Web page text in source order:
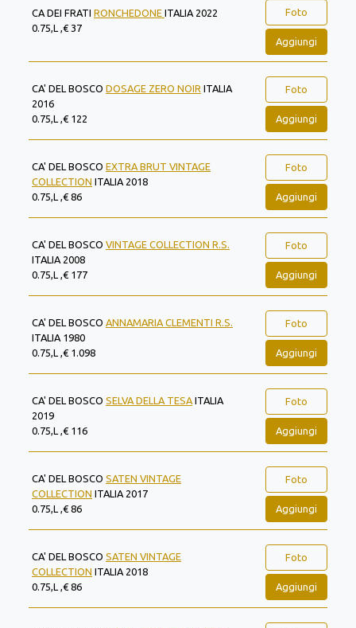
CA DEI FRATI RONCHEDONE ITALIA 2022
0.75,L ,€ 37
Foto
Aggiungi
CA' DEL BOSCO DOSAGE ZERO NOIR ITALIA
2016
0.75,L ,€ 122
Foto
Aggiungi
CA' DEL BOSCO EXTRA BRUT VINTAGE
COLLECTION ITALIA 2018
0.75,L ,€ 86
Foto
Aggiungi
CA' DEL BOSCO VINTAGE COLLECTION R.S.
ITALIA 2008
0.75,L ,€ 177
Foto
Aggiungi
CA' DEL BOSCO ANNAMARIA CLEMENTI R.S.
ITALIA 1980
0.75,L ,€ 1.098
Foto
Aggiungi
CA' DEL BOSCO SELVA DELLA TESA ITALIA
2019
0.75,L ,€ 116
Foto
Aggiungi
CA' DEL BOSCO SATEN VINTAGE
COLLECTION ITALIA 2017
0.75,L ,€ 86
Foto
Aggiungi
CA' DEL BOSCO SATEN VINTAGE
COLLECTION ITALIA 2018
0.75,L ,€ 86
Foto
Aggiungi